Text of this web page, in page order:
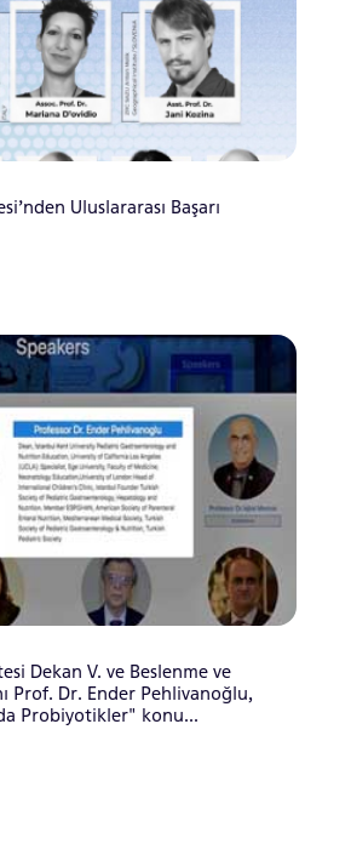
Uluslararası Başarı
Dekan V. ve Beslenme ve
Prof. Dr. Ender Pehlivanoğlu,
Probiyotikler" konu...